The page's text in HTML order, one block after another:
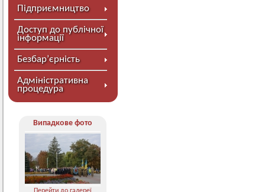
Підприємництво
Доступ до публічної
інформації
Безбар’єрність
Адміністративна
процедура
Випадкове фото